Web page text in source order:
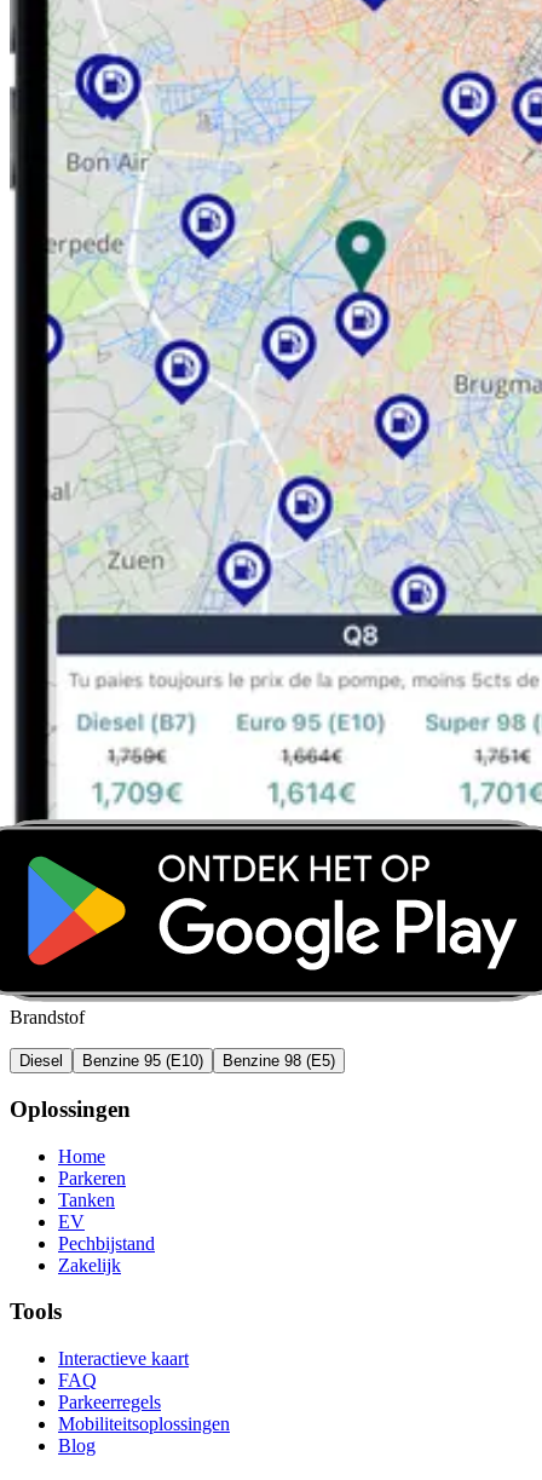
Brandstof
Diesel Benzine 95 (E10) Benzine 98 (E5)
Oplossingen
Home
Parkeren
Tanken
EV
Pechbijstand
Zakelijk
Tools
Interactieve kaart
FAQ
Parkeerregels
Mobiliteitsoplossingen
Blog